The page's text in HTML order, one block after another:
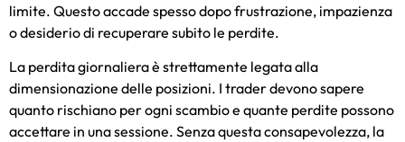
limite. Questo accade spesso dopo frustrazione, impazienza
o desiderio di recuperare subito le perdite.
La perdita giornaliera è strettamente legata alla
dimensionazione delle posizioni. I trader devono sapere
quanto rischiano per ogni scambio e quante perdite possono
accettare in una sessione. Senza questa consapevolezza, la